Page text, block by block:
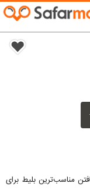
مناسب‌ترین بلیط برای